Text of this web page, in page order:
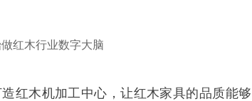
红木行业数字大脑
红木机加工中心，让红木家具的品质能够